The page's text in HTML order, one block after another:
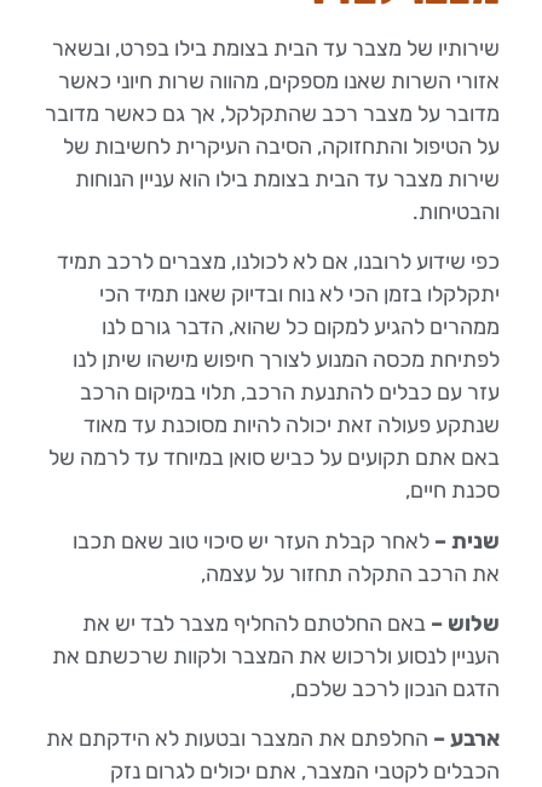
שירותיו של מצבר עד הבית בצומת בילו בפרט, ובשאר
אזורי השרות שאנו מספקים, מהווה שרות חיוני כאשר
מדובר על מצבר רכב שהתקלקל, אך גם כאשר מדובר
על הטיפול והתחזוקה, הסיבה העיקרית לחשיבות של
שירות מצבר עד הבית בצומת בילו הוא עניין הנוחות
והבטיחות.
כפי שידוע לרובנו, אם לא לכולנו, מצברים לרכב תמיד
יתקלקלו בזמן הכי לא נוח ובדיוק שאנו תמיד הכי
ממהרים להגיע למקום כל שהוא, הדבר גורם לנו
לפתיחת מכסה המנוע לצורך חיפוש מישהו שיתן לנו
עזר עם כבלים להתנעת הרכב, תלוי במיקום הרכב
שנתקע פעולה זאת יכולה להיות מסוכנת עד מאוד
באם אתם תקועים על כביש סואן במיוחד עד לרמה של
סכנת חיים,
שנית – לאחר קבלת העזר יש סיכוי טוב שאם תכבו
את הרכב התקלה תחזור על עצמה,
שלוש – באם החלטתם להחליף מצבר לבד יש את
העניין לנסוע ולרכוש את המצבר ולקוות שרכשתם את
הדגם הנכון לרכב שלכם,
ארבע – החלפתם את המצבר ובטעות לא הידקתם את
הכבלים לקטבי המצבר, אתם יכולים לגרום נזק